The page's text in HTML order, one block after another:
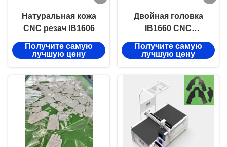
Натуральная кожа
CNC резач IB1606
Получите самую
лучшую цену
Двойная головка
IB1660 CNC
кожерезатель с
диапазоном резки
высокой точностью
для подлинной кожи
Получите самую
лучшую цену